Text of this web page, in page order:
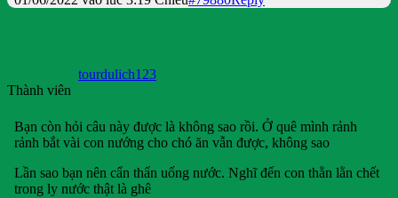
tourdulich123
Thành viên
Bạn còn hỏi câu này được là không sao rồi. Ở quê mình rảnh
rảnh bắt vài con nướng cho chó ăn vẫn được, không sao
Lần sao bạn nên cẩn thẩn uống nước. Nghĩ đến con thằn lằn chết
trong ly nước thật là ghê